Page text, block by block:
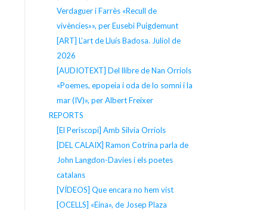
Verdaguer i Farrès «Recull de
vivències»», per Eusebi Puigdemunt
[ART] L’art de Lluís Badosa. Juliol de
2026
[AUDIOTEXT] Del llibre de Nan Orriols
«Poemes, epopeia i oda de lo somni i la
mar (IV)», per Albert Freixer
REPORTS
[El Periscopi] Amb Silvia Orriols
[DEL CALAIX] Ramon Cotrina parla de
John Langdon-Davies i els poetes
catalans
[VÍDEOS] Que encara no hem vist
[OCELLS] «Eina», de Josep Plaza